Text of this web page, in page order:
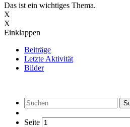
Das ist ein wichtiges Thema.
X
X
Einklappen
Beiträge
Letzte Aktivität
Bilder
Seite